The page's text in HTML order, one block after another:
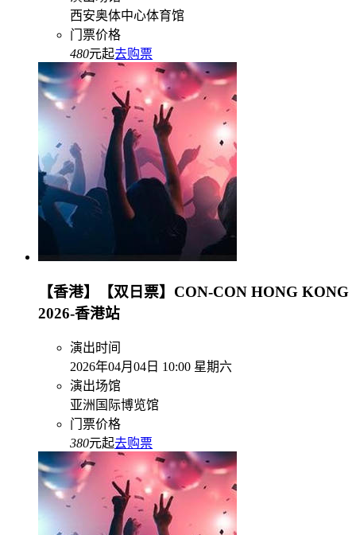
西安奥体中心体育馆
门票价格
480元起去购票
【香港】【双日票】CON-CON HONG KONG
2026-香港站
演出时间
2026年04月04日 10:00 星期六
演出场馆
亚洲国际博览馆
门票价格
380元起去购票